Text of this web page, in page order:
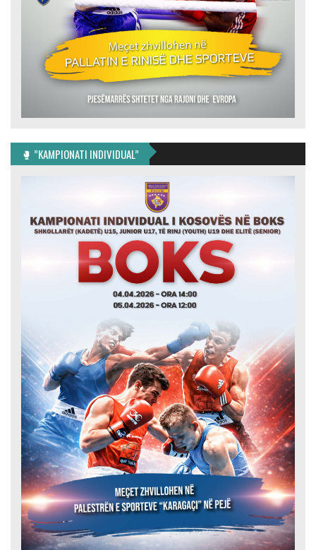
🥊 ”KAMPIONATI INDIVIDUAL”